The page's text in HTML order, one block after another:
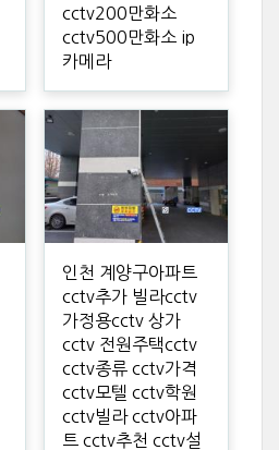
cctv200만화소
cctv500만화소 ip
카메라
인천 계양구아파트
cctv추가 빌라cctv
가정용cctv 상가
cctv 전원주택cctv
cctv종류 cctv가격
cctv모텔 cctv학원
cctv빌라 cctv아파
트 cctv추천 cctv설